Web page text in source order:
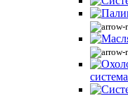
система